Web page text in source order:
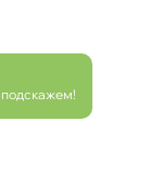
подскажем!